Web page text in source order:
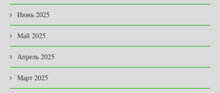
Июнь 2025
Май 2025
Апрель 2025
Март 2025